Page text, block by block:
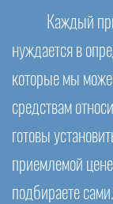
Каждый
нуждается в
которые мы
средствам
готовы
приемлемой
подбираете